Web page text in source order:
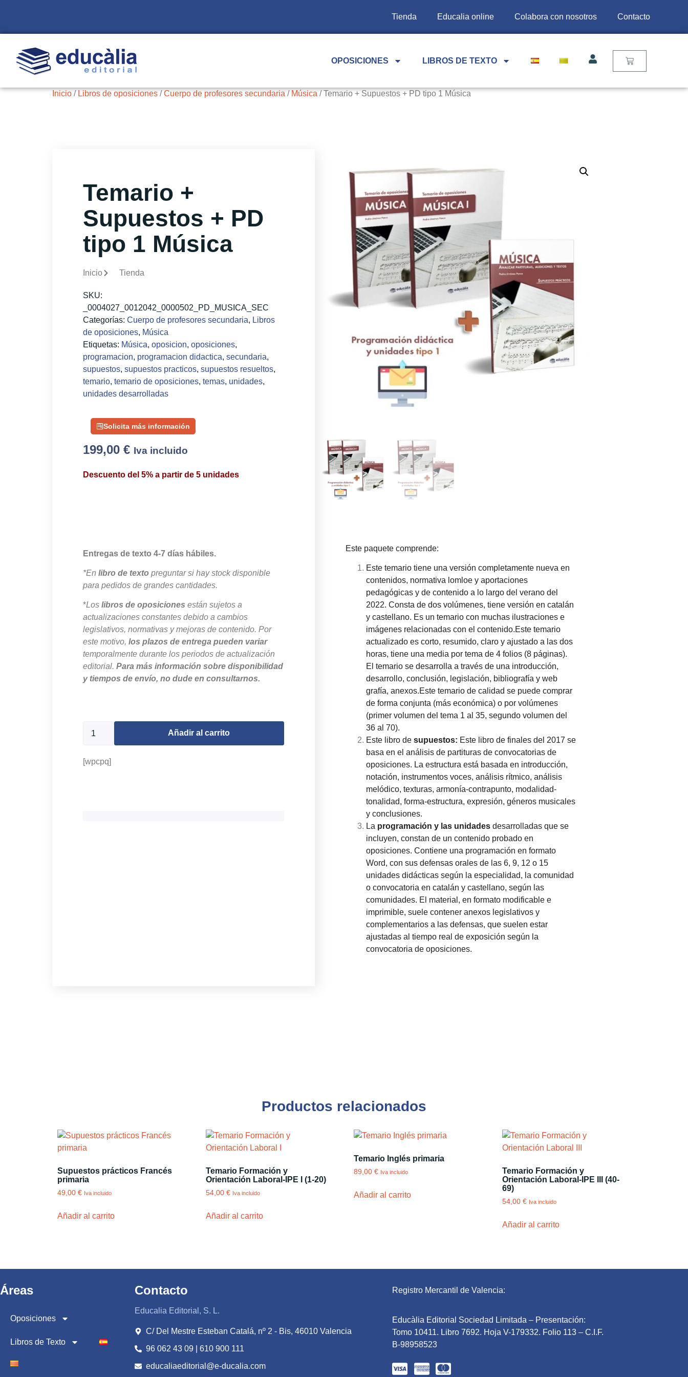
Tienda Educalia online Colabora con nosotros Contacto
OPOSICIONES LIBROS DE TEXTO
Inicio / Libros de oposiciones /Cuerpo de profesores secundaria / Música / Temario + Supuestos + PD tipo 1 Música
Temario +
Supuestos + PD
tipo 1 Música
Inicio Tienda
SKU:
_0004027_0012042_0000502_PD_MUSICA_SEC
Categorías: Cuerpo de profesores secundaria, Libros
de oposiciones, Música
Etiquetas: Música, oposicion, oposiciones,
programacion, programacion didactica, secundaria,
supuestos, supuestos practicos, supuestos resueltos,
temario, temario de oposiciones, temas, unidades,
unidades desarrolladas
Solicita más información
199,00 € Iva incluido
Descuento del 5% a partir de 5 unidades
Entregas de texto 4-7 días hábiles.
*En libro de texto preguntar si hay stock disponible
para pedidos de grandes cantidades.
*Los libros de oposiciones están sujetos a
actualizaciones constantes debido a cambios
legislativos, normativas y mejoras de contenido. Por
este motivo, los plazos de entrega pueden variar
temporalmente durante los periodos de actualización
editorial. Para más información sobre disponibilidad
y tiempos de envío, no dude en consultarnos.
Añadir al carrito
[wpcpq]
Este paquete comprende:
Este temario tiene una versión completamente nueva en
contenidos, normativa lomloe y aportaciones
pedagógicas y de contenido a lo largo del verano del
2022. Consta de dos volúmenes, tiene versión en catalán
y castellano. Es un temario con muchas ilustraciones e
imágenes relacionadas con el contenido.Este temario
actualizado es corto, resumido, claro y ajustado a las dos
horas, tiene una media por tema de 4 folios (8 páginas).
El temario se desarrolla a través de una introducción,
desarrollo, conclusión, legislación, bibliografía y web
grafía, anexos.Este temario de calidad se puede comprar
de forma conjunta (más económica) o por volúmenes
(primer volumen del tema 1 al 35, segundo volumen del
36 al 70).
Este libro de supuestos: Este libro de finales del 2017 se
basa en el análisis de partituras de convocatorias de
oposiciones. La estructura está basada en introducción,
notación, instrumentos voces, análisis rítmico, análisis
melódico, texturas, armonía-contrapunto, modalidad-
tonalidad, forma-estructura, expresión, géneros musicales
y conclusiones.
La programación y las unidadesdesarrolladas que se
incluyen, constan de un contenido probado en
oposiciones. Contiene una programación en formato
Word, con sus defensas orales de las 6, 9, 12 o 15
unidades didácticas según la especialidad, la comunidad
o convocatoria en catalán y castellano, según las
comunidades. El material, en formato modificable e
imprimible, suele contener anexos legislativos y
complementarios a las defensas, que suelen estar
ajustadas al tiempo real de exposición según la
convocatoria de oposiciones.
Productos relacionados
Supuestos prácticos Francés
primaria
49,00 € Iva incluido
Añadir al carrito
Temario Formación y
Orientación Laboral-IPE I (1-20)
54,00 € Iva incluido
Añadir al carrito
Temario Inglés primaria
89,00 € Iva incluido
Añadir al carrito
Temario Formación y
Orientación Laboral-IPE III (40-
69)
54,00 € Iva incluido
Añadir al carrito
Áreas
Oposiciones
Libros de Texto
Contacto
Educalia Editorial, S. L.
C/ Del Mestre Esteban Catalá, nº 2 - Bis, 46010 Valencia
96 062 43 09 | 610 900 111
educaliaeditorial@e-ducalia.com
Registro Mercantil de Valencia:
Educàlia Editorial Sociedad Limitada – Presentación:
Tomo 10411. Libro 7692. Hoja V-179332. Folio 113 – C.I.F.
B-98958523